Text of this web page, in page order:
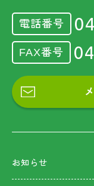
電話番号
FAX番号
お知らせ